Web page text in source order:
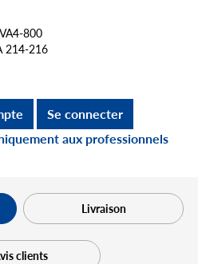
800
214-216
Se connecter
aux professionnels
Livraison
clients